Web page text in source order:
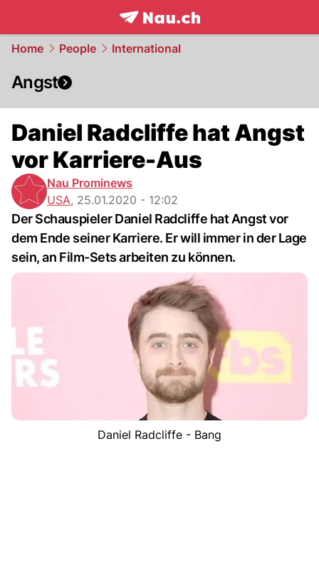
frontpage.NAU.ch
Home People International
Angst
Daniel Radcliffe hat Angst
vor Karriere-Aus
Nau Prominews
USA, 25.01.2020 - 12:02
Der Schauspieler Daniel Radcliffe hat Angst vor
dem Ende seiner Karriere. Er will immer in der Lage
sein, an Film-Sets arbeiten zu können.
Daniel Radcliffe - Bang